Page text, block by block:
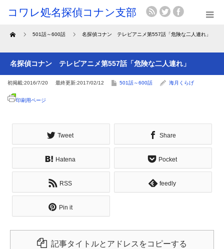
Home 501話～600話 名探偵コナン テレビアニメ第557話「危険な二人連れ」
名探偵コナン テレビアニメ第557話「危険な二人連れ」
初掲載:2016/7/20 最終更新:2017/02/12 501話～600話 海月くらげ
印刷用ページ
Tweet Share
Hatena Pocket
RSS feedly
Pin it
記事タイトルとアドレスをコピーする